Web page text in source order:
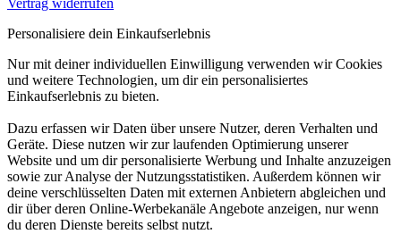
Vertrag widerrufen
Personalisiere dein Einkaufserlebnis
Nur mit deiner individuellen Einwilligung verwenden wir Cookies
und weitere Technologien, um dir ein personalisiertes
Einkaufserlebnis zu bieten.
Dazu erfassen wir Daten über unsere Nutzer, deren Verhalten und
Geräte. Diese nutzen wir zur laufenden Optimierung unserer
Website und um dir personalisierte Werbung und Inhalte anzuzeigen
sowie zur Analyse der Nutzungsstatistiken. Außerdem können wir
deine verschlüsselten Daten mit externen Anbietern abgleichen und
dir über deren Online-Werbekanäle Angebote anzeigen, nur wenn
du deren Dienste bereits selbst nutzt.